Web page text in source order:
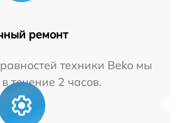
ремонт
техники Beko мы
течение 2 часов.